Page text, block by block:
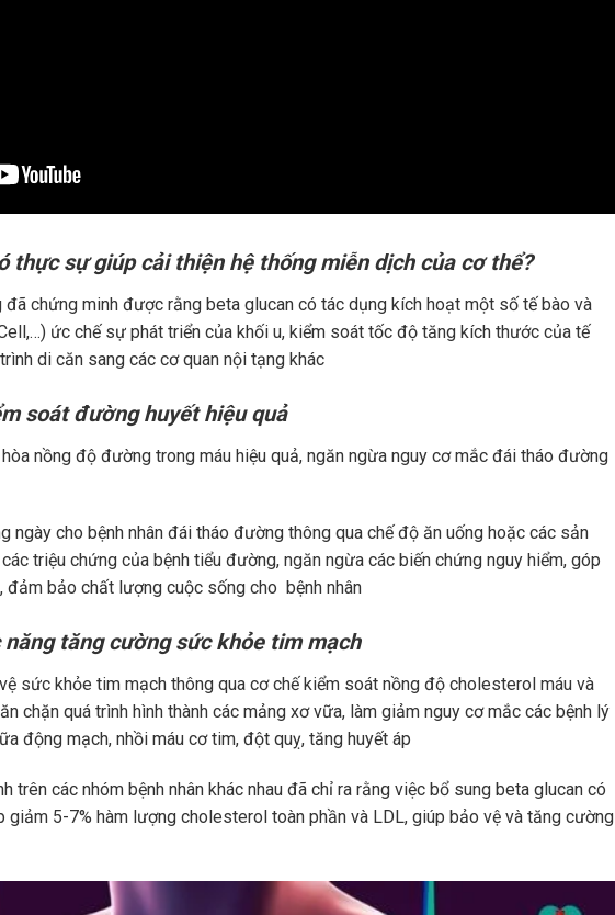
thực sự giúp cải thiện hệ thống miễn dịch của cơ thể?
chứng minh được rằng beta glucan có tác dụng kích hoạt một số tế bào và
ức chế sự phát triển của khối u, kiểm soát tốc độ tăng kích thước của tế
di căn sang các cơ quan nội tạng khác
soát đường huyết hiệu quả
nồng độ đường trong máu hiệu quả, ngăn ngừa nguy cơ mắc đái tháo đường
ngày cho bệnh nhân đái tháo đường thông qua chế độ ăn uống hoặc các sản
triệu chứng của bệnh tiểu đường, ngăn ngừa các biến chứng nguy hiểm, góp
đảm bảo chất lượng cuộc sống cho bệnh nhân
tăng cường sức khỏe tim mạch
sức khỏe tim mạch thông qua cơ chế kiểm soát nồng độ cholesterol máu và
chặn quá trình hình thành các mảng xơ vữa, làm giảm nguy cơ mắc các bệnh lý
động mạch, nhồi máu cơ tim, đột quỵ, tăng huyết áp
trên các nhóm bệnh nhân khác nhau đã chỉ ra rằng việc bổ sung beta glucan có
giảm 5-7% hàm lượng cholesterol toàn phần và LDL, giúp bảo vệ và tăng cường